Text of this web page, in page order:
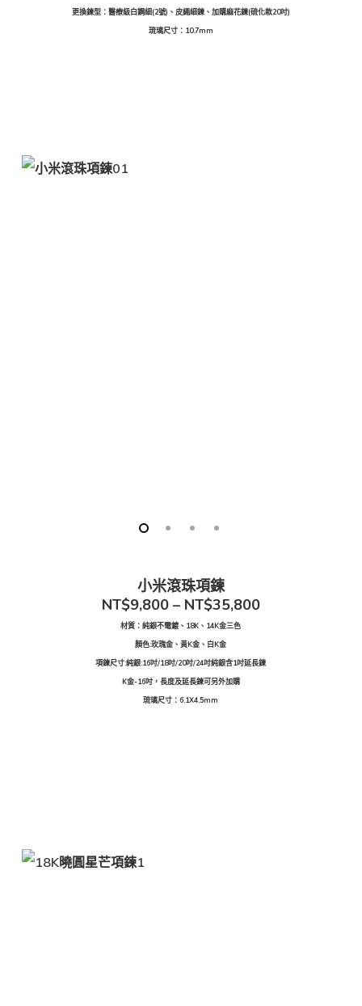
更換鍊型：醫療級白鋼細(2號)、皮繩細鍊、加購麻花鍊(硫化款20吋)
琉璃尺寸：10.7mm
小米滾珠項鍊
NT$9,800 – NT$35,800
材質：純銀不電鍍、18K、14K金三色
顏色:玫瑰金、黃K金、白K金
項鍊尺寸:純銀:16吋/18吋/20吋/24吋純銀含1吋延長鍊
K金-16吋，長度及延長鍊可另外加購
琉璃尺寸：6.1X4.5mm